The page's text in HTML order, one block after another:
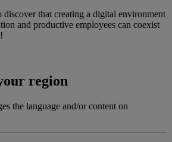
that creating a digital environment
and productive employees can coexist
region
the language and/or content on